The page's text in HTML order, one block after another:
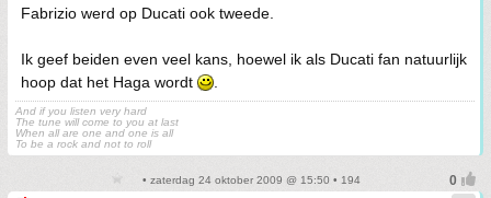
Fabrizio werd op Ducati ook tweede.
Ik geef beiden even veel kans, hoewel ik als Ducati fan natuurlijk
hoop dat het Haga wordt
And if you listen very hard
The tune will come to you at last
When all are one and one is all
To be a rock and not to roll
• zaterdag 24 oktober 2009 @ 15:50 • 194